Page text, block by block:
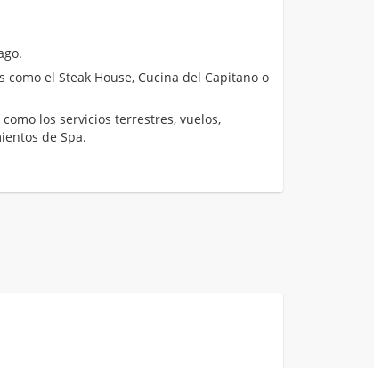
el Steak House, Cucina del Capitano o
los servicios terrestres, vuelos,
de Spa.